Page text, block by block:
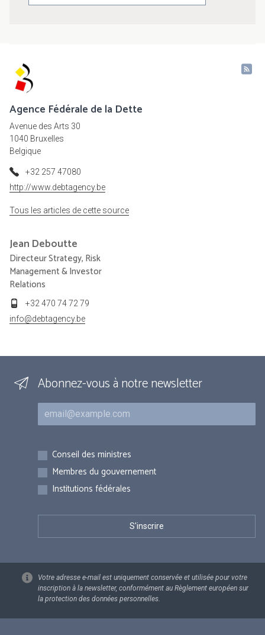
Agence Fédérale de la Dette
Avenue des Arts 30
1040 Bruxelles
Belgique
+32 257 47080
http://www.debtagency.be
Tous les articles de cette source
Jean Deboutte
Directeur Strategy, Risk
Management & Investor
Relations
+32 470 74 72 79
info@debtagency.be
Abonnez-vous à notre newsletter
Courriel
Inscriptions
Conseil des ministres
Membres du gouvernement
Institutions fédérales
Votre adresse e-mail est uniquement conservée et utilisée pour votre
inscription à la newsletter, conformément au Règlement européen sur
la protection des données personnelles.